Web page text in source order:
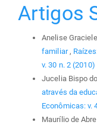
Artigos
Anelise
familiar,
v. 30 n. 2 (2010)
Jucelia Bispo
através da
Econômicas: v.
Maurílio de